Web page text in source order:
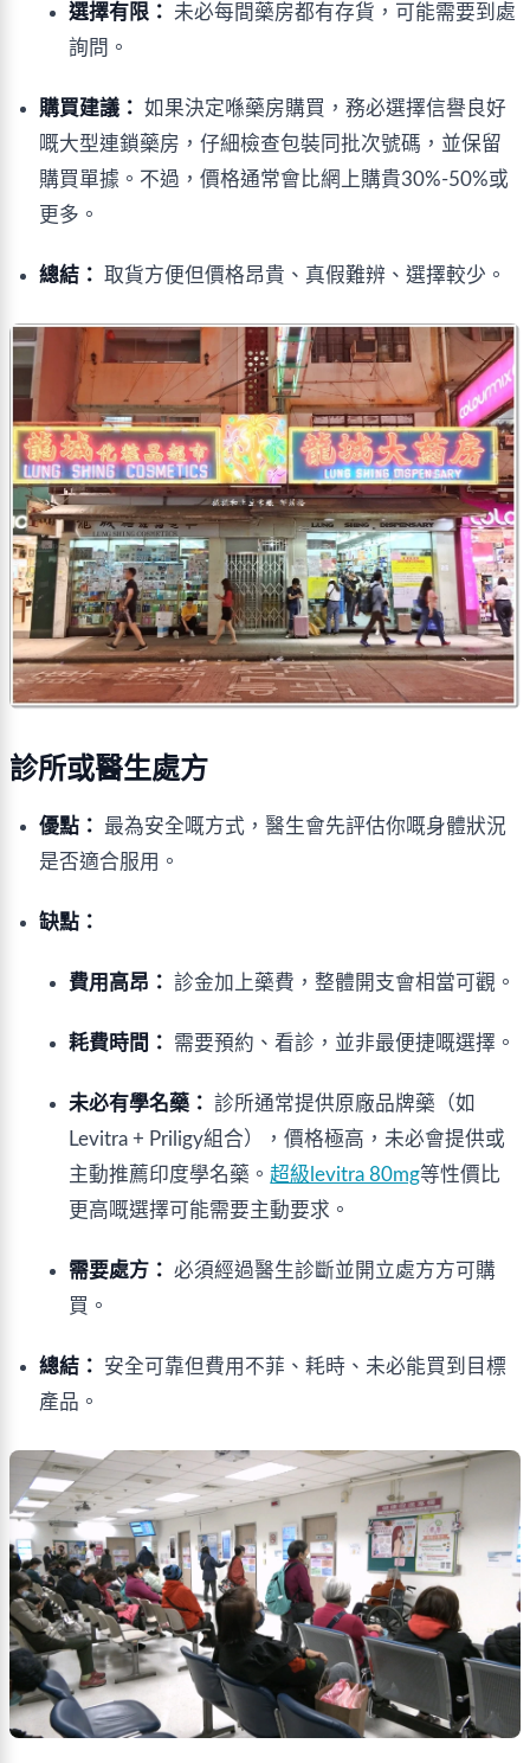
選擇有限：
未必每間藥房都有存貨，可能需要到處
詢問。
購買建議： 如果決定喺藥房購買，務必選擇信譽良好
嘅大型連鎖藥房，仔細檢查包裝同批次號碼，並保留
購買單據。不過，價格通常會比網上購貴30%-50%或
更多。
總結： 取貨方便但價格昂貴、真假難辨、選擇較少。
診所或醫生處方
優點：
最為安全嘅方式，醫生會先評估你嘅身體狀況
是否適合服用。
缺點：
費用高昂： 診金加上藥費，整體開支會相當可觀。
耗費時間： 需要預約、看診，並非最便捷嘅選擇。
未必有學名藥： 診所通常提供原廠品牌藥（如
Levitra + Priligy組合），價格極高，未必會提供或
主動推薦印度學名藥。超級levitra 80mg等性價比
更高嘅選擇可能需要主動要求。
需要處方： 必須經過醫生診斷並開立處方方可購
買。
總結：
安全可靠但費用不菲、耗時、未必能買到目標
產品。